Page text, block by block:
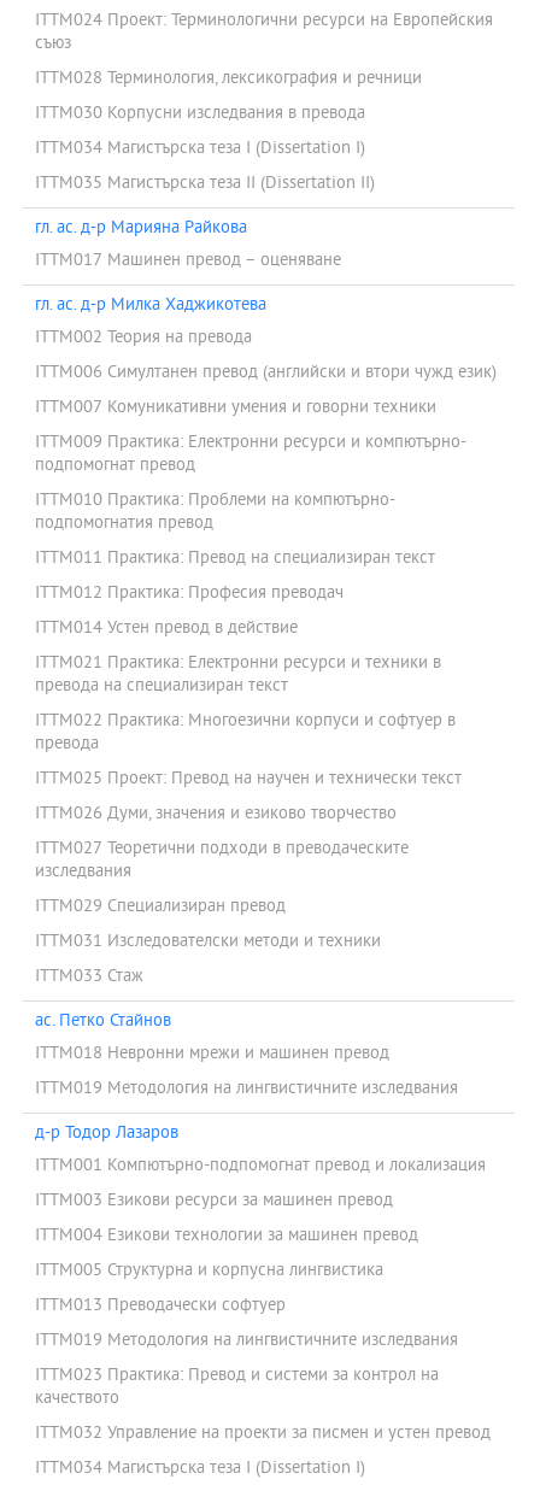
ITTM024 Проект: Терминологични ресурси на Европейския
съюз
ITTM028 Терминология, лексикография и речници
ITTM030 Корпусни изследвания в превода
ITTM034 Магистърска теза I (Dissertation I)
ITTM035 Магистърска теза II (Dissertation II)
гл. ас. д-р Марияна Райкова
ITTM017 Машинен превод – оценяване
гл. ас. д-р Милка Хаджикотева
ITTM002 Теория на превода
ITTM006 Симултанен превод (английски и втори чужд език)
ITTM007 Комуникативни умения и говорни техники
ITTM009 Практика: Електронни ресурси и компютърно-
подпомогнат превод
ITTM010 Практика: Проблеми на компютърно-
подпомогнатия превод
ITTM011 Практика: Превод на специализиран текст
ITTM012 Практика: Професия преводач
ITTM014 Устен превод в действие
ITTM021 Практика: Електронни ресурси и техники в
превода на специализиран текст
ITTM022 Практика: Многоезични корпуси и софтуер в
превода
ITTM025 Проект: Превод на научен и технически текст
ITTM026 Думи, значения и езиково творчество
ITTM027 Теоретични подходи в преводаческите
изследвания
ITTM029 Специализиран превод
ITTM031 Изследователски методи и техники
ITTM033 Стаж
ас. Петко Стайнов
ITTM018 Невронни мрежи и машинен превод
ITTM019 Методология на лингвистичните изследвания
д-р Тодор Лазаров
ITTM001 Компютърно-подпомогнат превод и локализация
ITTM003 Езикови ресурси за машинен превод
ITTM004 Езикови технологии за машинен превод
ITTM005 Структурна и корпусна лингвистика
ITTM013 Преводачески софтуер
ITTM019 Методология на лингвистичните изследвания
ITTM023 Практика: Превод и системи за контрол на
качеството
ITTM032 Управление на проекти за писмен и устен превод
ITTM034 Магистърска теза I (Dissertation I)